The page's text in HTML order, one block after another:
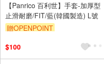
【Panrico 百利世】手套-加厚型
止滑耐磨/FIT/藍(韓國製造) L號
贈OPENPOINT
$100